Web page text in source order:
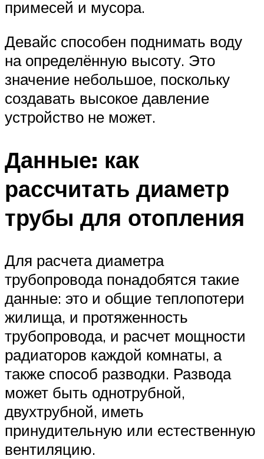
примесей и мусора.
Девайс способен поднимать воду
на определённую высоту. Это
значение небольшое, поскольку
создавать высокое давление
устройство не может.
Данные: как
рассчитать диаметр
трубы для отопления
Для расчета диаметра
трубопровода понадобятся такие
данные: это и общие теплопотери
жилища, и протяженность
трубопровода, и расчет мощности
радиаторов каждой комнаты, а
также способ разводки. Развода
может быть однотрубной,
двухтрубной, иметь
принудительную или естественную
вентиляцию.